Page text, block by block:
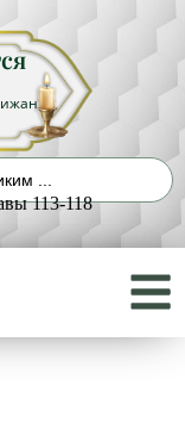
113-118